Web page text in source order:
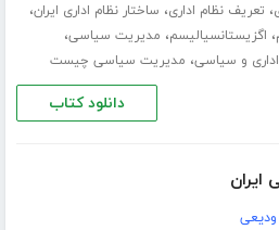
، تعریف نظام اداری، ساختار نظام اداری ایران،
، اگزیستانسیالیسم، مدیریت سیاسی،
و سیاسی، مدیریت سیاسی چیست
دانلود کتاب
ایران